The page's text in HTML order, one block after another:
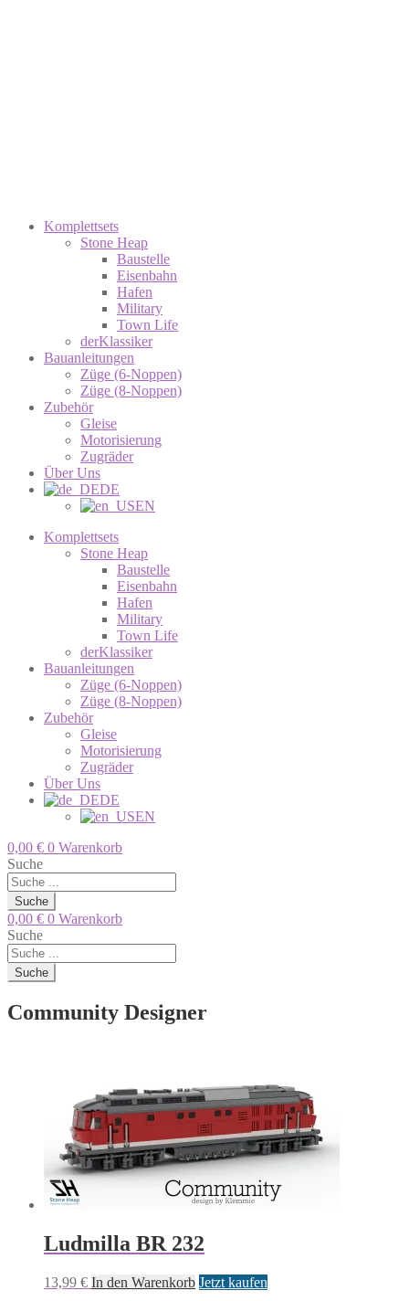
Komplettsets
Stone Heap
Baustelle
Eisenbahn
Hafen
Military
Town Life
derKlassiker
Bauanleitungen
Züge (6-Noppen)
Züge (8-Noppen)
Zubehör
Gleise
Motorisierung
Zugräder
Über Uns
DE
EN
Komplettsets
Stone Heap
Baustelle
Eisenbahn
Hafen
Military
Town Life
derKlassiker
Bauanleitungen
Züge (6-Noppen)
Züge (8-Noppen)
Zubehör
Gleise
Motorisierung
Zugräder
Über Uns
DE
EN
0,00 € 0 Warenkorb
Suche
Suche
0,00 € 0 Warenkorb
Suche
Suche
Community Designer
Ludmilla BR 232
13,99 € In den Warenkorb Jetzt kaufen